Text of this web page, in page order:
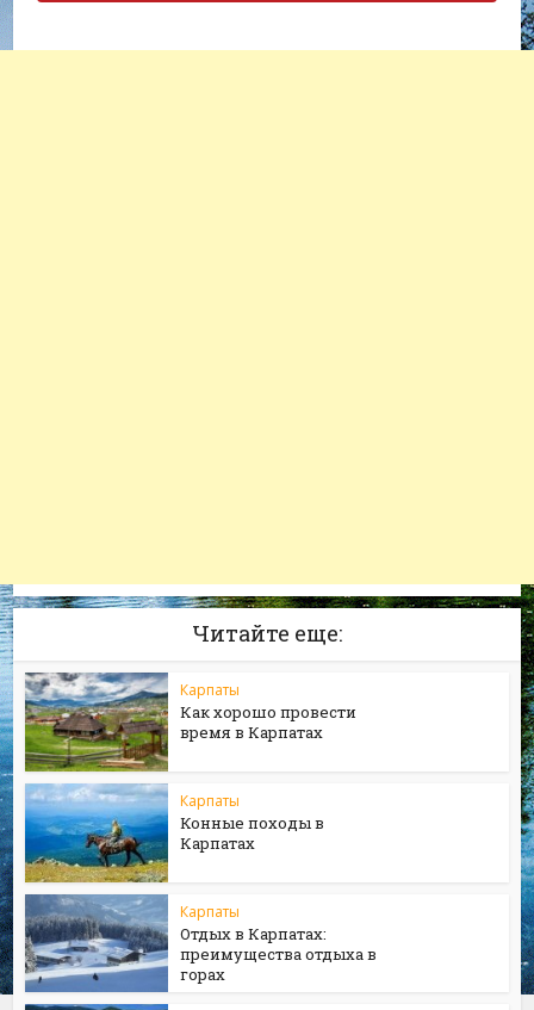
Читайте еще:
Карпаты
Как хорошо провести
время в Карпатах
Карпаты
Конные походы в
Карпатах
Карпаты
Отдых в Карпатах:
преимущества отдыха в
горах